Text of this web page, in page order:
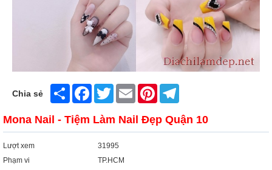
Chia sẻ Share FacebookTwitter Email Pinterest
Mona Nail - Tiệm Làm Nail Đẹp Quận 10
Lượt xem
31995
Phạm vi
TP.HCM